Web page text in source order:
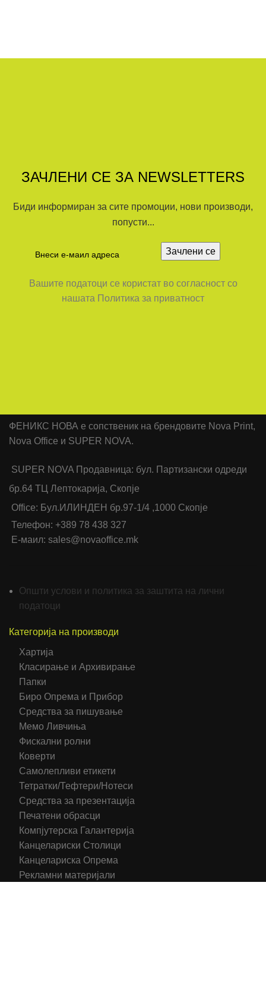
ЗАЧЛЕНИ СЕ ЗА NEWSLETTERS
Биди информиран за сите промоции, нови производи,
попусти...
Вашите податоци се користат во согласност со
нашата Политика за приватност
ФЕНИКС НОВА е сопственик на брендовите Nova Print,
Nova Office и SUPER NOVA.
SUPER NOVA Продавница: бул. Партизански одреди
бр.64 ТЦ Лептокарија, Скопје
Office: Бул.ИЛИНДЕН бр.97-1/4 ,1000 Скопје
Телефон: +389 78 438 327
Е-маил: sales@novaoffice.mk
Општи услови и политика за заштита на лични
податоци
Категорија на производи
Хартија
Класирање и Архивирање
Папки
Биро Опрема и Прибор
Средства за пишување
Мемо Ливчиња
Фискални ролни
Коверти
Самолепливи етикети
Тетратки/Тефтери/Нотеси
Средства за презентација
Печатени обрасци
Компјутерска Галантерија
Канцелариски Столици
Канцелариска Опрема
Рекламни материјали